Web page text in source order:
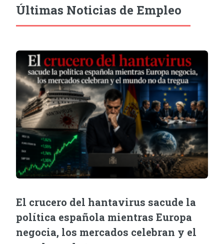
Últimas Noticias de Empleo
El crucero del hantavirus sacude la
política española mientras Europa
negocia, los mercados celebran y el